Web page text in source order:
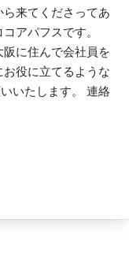
来てくださってあ
アパフスです。
社員を
役に立てるような
いたします。 連絡